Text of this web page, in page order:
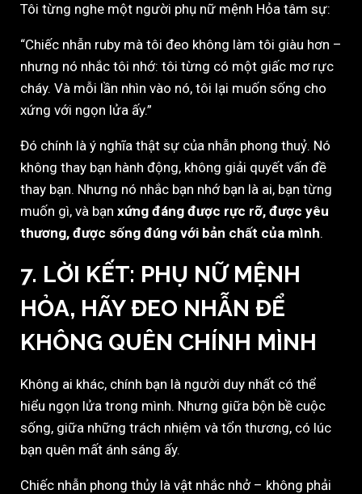
Tôi từng nghe một người phụ nữ mệnh Hỏa tâm sự:
“Chiếc nhẫn ruby mà tôi đeo không làm tôi giàu hơn –
nhưng nó nhắc tôi nhớ: tôi từng có một giấc mơ rực
cháy. Và mỗi lần nhìn vào nó, tôi lại muốn sống cho
xứng với ngọn lửa ấy.”
Đó chính là ý nghĩa thật sự của nhẫn phong thuỷ. Nó
không thay bạn hành động, không giải quyết vấn đề
thay bạn. Nhưng nó nhắc bạn nhớ bạn là ai, bạn từng
muốn gì, và bạn xứng đáng được rực rỡ, được yêu
thương, được sống đúng với bản chất của mình.
7. LỜI KẾT: PHỤ NỮ MỆNH
HỎA, HÃY ĐEO NHẪN ĐỂ
KHÔNG QUÊN CHÍNH MÌNH
Không ai khác, chính bạn là người duy nhất có thể
hiểu ngọn lửa trong mình. Nhưng giữa bộn bề cuộc
sống, giữa những trách nhiệm và tổn thương, có lúc
bạn quên mất ánh sáng ấy.
Chiếc nhẫn phong thủy là vật nhắc nhở – không phải